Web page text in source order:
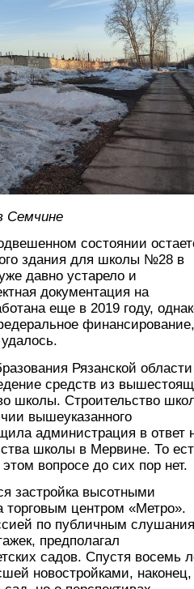
Семчине
состоянии
здания для школы №28 в
давно устарело и
документация на
еще в 2019 году,
финансирование,
Рязанской области
средств из
школы. Строительство
вышеуказанного
администрация в ответ
школы в Мервине. То
вопросе до сих пор нет.
застройка высотными
центром «Метро».
по публичным
предполагал
садов. Спустя восемь
новостройками, наконец,